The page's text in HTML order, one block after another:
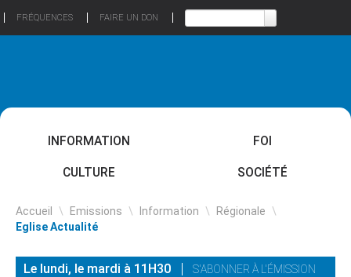
FRÉQUENCES FAIRE UN DON
INFORMATION FOI
CULTURE SOCIÉTÉ
Accueil \ Emissions \ Information \ Régionale \
Eglise Actualité
Le lundi, le mardi à 11H30
S'ABONNER À L'ÉMISSION